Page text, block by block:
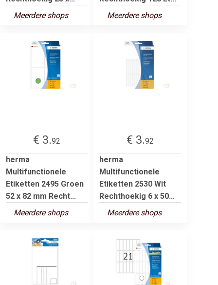
Meerdere shops
Meerdere shops
€ 3.92
herma
Multifunctionele
Etiketten 2495 Groen
52 x 82 mm Recht...
Meerdere shops
€ 3.92
herma
Multifunctionele
Etiketten 2530 Wit
Rechthoekig 6 x 50...
Meerdere shops